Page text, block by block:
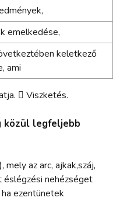
emelkedése,
keletkező
ami
 Viszketés.
közül legfeljebb
az arc, ajkak,száj,
éslégzési nehézséget
ezentünetek